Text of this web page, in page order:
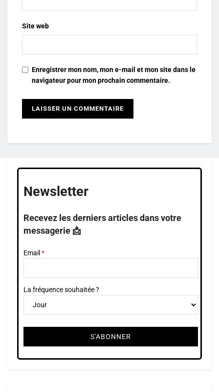
Site web
Enregistrer mon nom, mon e-mail et mon site dans le
navigateur pour mon prochain commentaire.
Newsletter
Recevez les derniers articles dans votre
messagerie 📩
Email
La fréquence souhaitée ?